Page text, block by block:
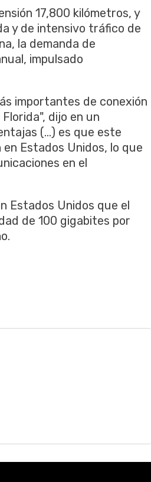
17,800 kilómetros, y
y de intensivo tráfico de
la demanda de
impulsado
importantes de conexión
dijo en un
(...) es que este
Estados Unidos, lo que
en el
Estados Unidos que el
de 100 gigabites por